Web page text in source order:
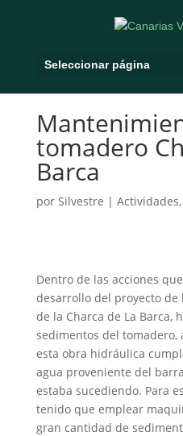
Seleccionar página
tomadero
Barca
por Silvestre | Actividades,
Dentro de las acciones
desarrollo del proyecto
de la Charca de La Barca,
sedimentos del tomadero,
esta obra hidráulica
agua proveniente del
estaba sucediendo. Para
tenido que emplear
gran cantidad de